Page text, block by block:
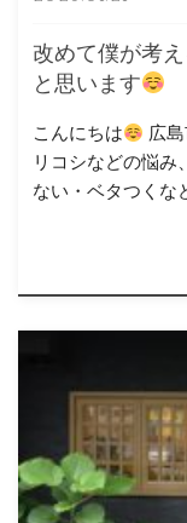
改めて僕が考
と思います
こんにちは
広
リコシなどの悩み
ない・ベタつくな